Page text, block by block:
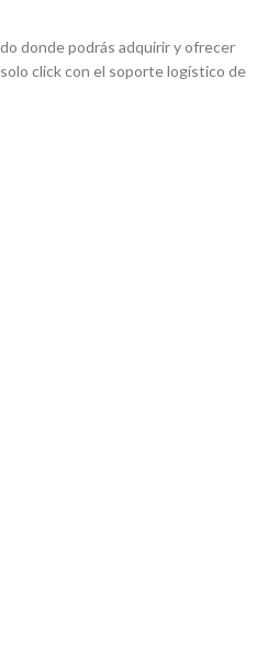
donde podrás adquirir y ofrecer
click con el soporte logístico de